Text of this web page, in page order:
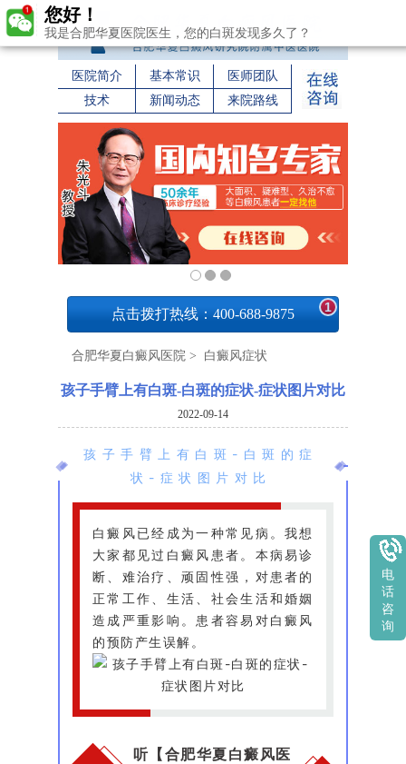
医院简介 基本常识
医师团队
技术
新闻动态 来院路线
点击拨打热线：400-688-9875 1
合肥华夏白癜风医院 > 白癜风症状
孩子手臂上有白斑-白斑的症状-症状图片对比
2022-09-14
孩子手臂上有白斑-白斑的症
状-症状图片对比
白癜风已经成为一种常见病。我想
大家都见过白癜风患者。本病易诊
断、难治疗、顽固性强，对患者的
正常工作、生活、社会生活和婚姻
造成严重影响。患者容易对白癜风
的预防产生误解。
听【合肥华夏白癜风医
您好！
我是合肥华夏医院医生，您的白斑发现多久了？
电
话
咨
询